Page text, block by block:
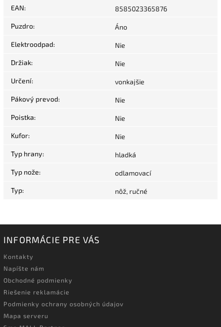
EAN: 8585023365876
Puzdro: Áno
Elektroodpad: Nie
Držiak: Nie
Určení: vonkajšie
Pákový prevod: Nie
Poistka: Nie
Kufor: Nie
Typ hrany: hladká
Typ nože: odlamovací
Typ: nôž, ručné
INFORMÁCIE PRE VÁS
Kontakty
Napíšte nám
Obchodné podmienky
Riešenie reklamácie
Podmienky ochrany osobných údajov
Mapa serveru